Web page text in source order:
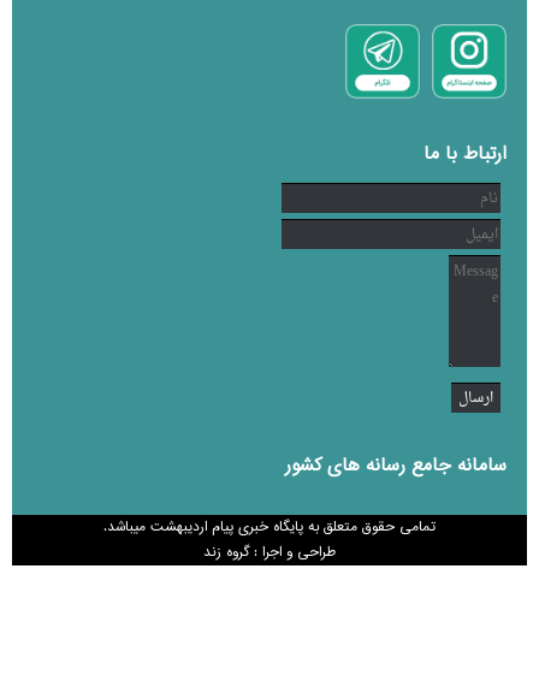
ارتباط با ما
سامانه جامع رسانه های کشور
تمامی حقوق متعلق به پایگاه خبری پیام اردیبهشت میباشد.
طراحی و اجرا : گروه زند